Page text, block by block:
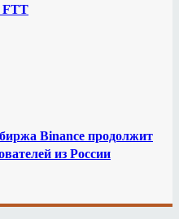
FTT
Binance продолжит
из России